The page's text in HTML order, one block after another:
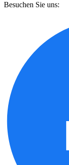
Besuchen Sie uns: